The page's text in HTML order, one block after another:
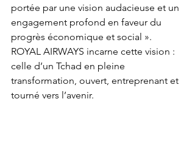
portée par une vision audacieuse et un
engagement profond en faveur du
progrès économique et social ».
ROYAL AIRWAYS incarne cette vision :
celle d’un Tchad en pleine
transformation, ouvert, entreprenant et
tourné vers l’avenir.